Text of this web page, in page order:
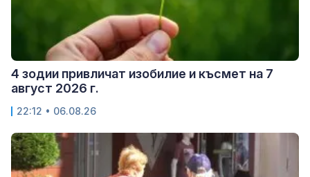
4 зодии привличат изобилие и късмет на 7
август 2026 г.
22:12 • 06.08.26